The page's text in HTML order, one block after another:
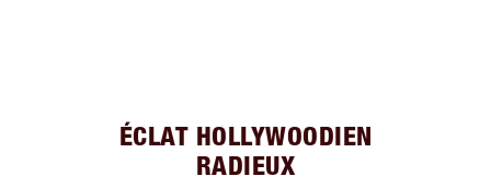
ÉCLAT HOLLYWOODIEN
RADIEUX